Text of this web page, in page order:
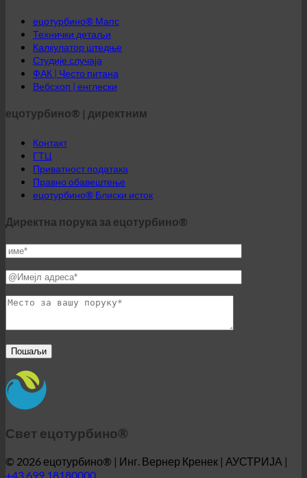
ецотурбино® Мапс
Технички детаљи
Калкулатор штедње
Студије случаја
ФАК | Често питана
Вебсхоп | енглески
ецотурбино® | директним
Контакт
ГТЦ
Приватност података
Правно обавештење
ецотурбино® Блиски исток
Директна порука за ецотурбино®
Свет ецотурбино®
© 2026 ецотурбино® | Инг. Вернер Кренек | АУСТРИЈА |
+43 699 18180000